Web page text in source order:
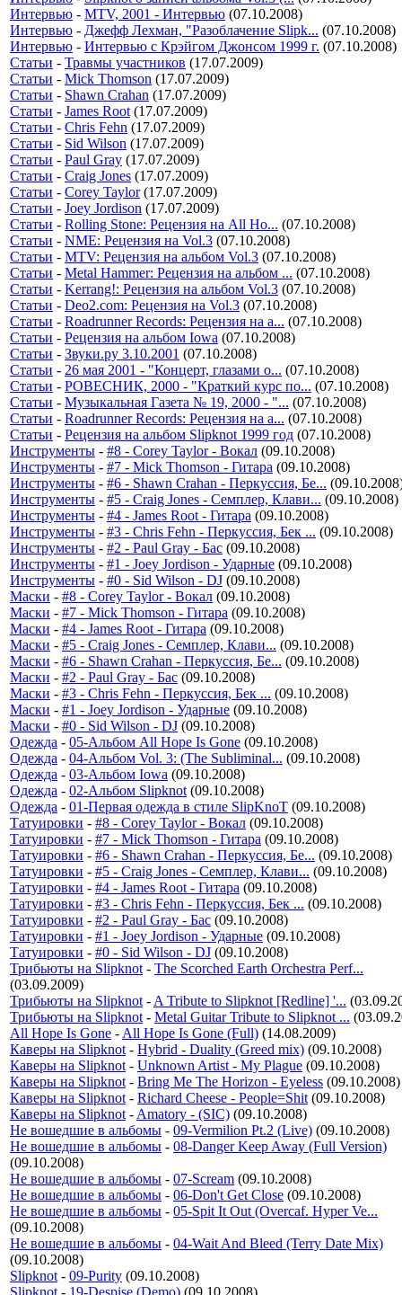
Интервью - MTV, 2001 - Интервью (07.10.2008)
Интервью - Джефф Лехман, "Разоблачение Slipk... (07.10.2008)
Интервью - Интервью с Крэйгом Джонсом 1999 г. (07.10.2008)
Статьи - Травмы участников (17.07.2009)
Статьи - Mick Thomson (17.07.2009)
Статьи - Shawn Crahan (17.07.2009)
Статьи - James Root (17.07.2009)
Статьи - Chris Fehn (17.07.2009)
Статьи - Sid Wilson (17.07.2009)
Статьи - Paul Gray (17.07.2009)
Статьи - Craig Jones (17.07.2009)
Статьи - Corey Taylor(17.07.2009)
Статьи - Joey Jordison (17.07.2009)
Статьи - Rolling Stone: Рецензия на All Ho... (07.10.2008)
Статьи - NME: Рецензия на Vol.3 (07.10.2008)
Статьи - MTV: Рецензия на альбом Vol.3 (07.10.2008)
Статьи - Metal Hammer: Рецензия на альбом ... (07.10.2008)
Статьи - Kerrang!: Рецензия на альбом Vol.3 (07.10.2008)
Статьи - Deo2.com: Рецензия на Vol.3 (07.10.2008)
Статьи - Roadrunner Records: Рецензия на а... (07.10.2008)
Статьи - Рецензия на альбом Iowa (07.10.2008)
Статьи - Звуки.ру 3.10.2001 (07.10.2008)
Статьи - 26 мая 2001 - "Концерт, глазами о... (07.10.2008)
Статьи - РОВЕСНИК, 2000 - "Краткий курс по... (07.10.2008)
Статьи - Музыкальная Газета № 19, 2000 - "... (07.10.2008)
Статьи - Roadrunner Records: Рецензия на а... (07.10.2008)
Статьи - Рецензия на альбом Slipknot 1999 год (07.10.2008)
Инструменты - #8 - Corey Taylor - Вокал (09.10.2008)
Инструменты - #7 - Mick Thomson - Гитара (09.10.2008)
Инструменты - #6 - Shawn Crahan - Перкуссия, Бе...
Инструменты - #5 - Craig Jones - Семплер, Клави... (09.10.2008)
Инструменты - #4 - James Root - Гитара (09.10.2008)
Инструменты - #3 - Chris Fehn - Перкуссия, Бек ... (09.10.2008)
Инструменты - #2 - Paul Gray - Бас (09.10.2008)
Инструменты - #1 - Joey Jordison - Ударные (09.10.2008)
Инструменты - #0 - Sid Wilson - DJ (09.10.2008)
Маски - #8 - Corey Taylor - Вокал (09.10.2008)
Маски - #7 - Mick Thomson - Гитара (09.10.2008)
Маски - #4 - James Root - Гитара (09.10.2008)
Маски - #5 - Craig Jones - Семплер, Клави... (09.10.2008)
Маски - #6 - Shawn Crahan - Перкуссия, Бе... (09.10.2008)
Маски - #2 - Paul Gray - Бас (09.10.2008)
Маски - #3 - Chris Fehn - Перкуссия, Бек ... (09.10.2008)
Маски - #1 - Joey Jordison - Ударные (09.10.2008)
Маски - #0 - Sid Wilson - DJ (09.10.2008)
Одежда - 05-Альбом All Hope Is Gone (09.10.2008)
Одежда - 04-Альбом Vol. 3: (The Subliminal... (09.10.2008)
Одежда - 03-Альбом Iowa (09.10.2008)
Одежда - 02-Альбом Slipknot (09.10.2008)
Одежда - 01-Первая одежда в стиле SlipKnoT (09.10.2008)
Татуировки - #8 - Corey Taylor - Вокал (09.10.2008)
Татуировки - #7 - Mick Thomson - Гитара (09.10.2008)
Татуировки - #6 - Shawn Crahan - Перкуссия, Бе... (09.10.2008)
Татуировки - #5 - Craig Jones - Семплер, Клави... (09.10.2008)
Татуировки - #4 - James Root - Гитара (09.10.2008)
Татуировки - #3 - Chris Fehn - Перкуссия, Бек ... (09.10.2008)
Татуировки - #2 - Paul Gray - Бас (09.10.2008)
Татуировки - #1 - Joey Jordison - Ударные (09.10.2008)
Татуировки - #0 - Sid Wilson - DJ (09.10.2008)
Трибьюты на Slipknot - The Scorched Earth Orchestra Perf...
(03.09.2009)
Трибьюты на Slipknot - A Tribute to Slipknot [Redline] '...
Трибьюты на Slipknot - Metal Guitar Tribute to Slipknot ...
All Hope Is Gone - All Hope Is Gone (Full) (14.08.2009)
Каверы на Slipknot - Hybrid - Duality (Greed mix) (09.10.2008)
Каверы на Slipknot - Unknown Artist - My Plague (09.10.2008)
Каверы на Slipknot - Bring Me The Horizon - Eyeless (09.10.2008)
Каверы на Slipknot - Richard Cheese - People=Shit (09.10.2008)
Каверы на Slipknot - Amatory - (SIC) (09.10.2008)
Не вошедшие в альбомы - 09-Vermilion Pt.2 (Live) (09.10.2008)
Не вошедшие в альбомы - 08-Danger Keep Away (Full Version)
(09.10.2008)
Не вошедшие в альбомы - 07-Scream (09.10.2008)
Не вошедшие в альбомы - 06-Don't Get Close (09.10.2008)
Не вошедшие в альбомы - 05-Spit It Out (Overcaf. Hyper Ve...
(09.10.2008)
Не вошедшие в альбомы - 04-Wait And Bleed (Terry Date Mix)
(09.10.2008)
Slipknot - 09-Purity (09.10.2008)
Slipknot - 19-Despise (Demo) (09.10.2008)